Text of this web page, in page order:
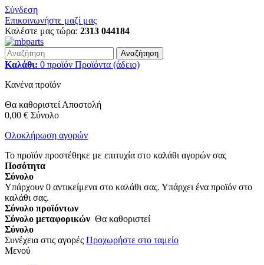
Σύνδεση
Επικοινωνήστε μαζί μας
Καλέστε μας τώρα: 2313 044184
Αναζήτηση
Καλάθι: 0 προϊόν Προϊόντα (άδειο)
Κανένα προϊόν
Θα καθοριστεί Αποστολή
0,00 € Σύνολο
Ολοκλήρωση αγορών
Το προϊόν προστέθηκε με επιτυχία στο καλάθι αγορών σας
Ποσότητα
Σύνολο
Υπάρχουν 0 αντικείμενα στο καλάθι σας. Υπάρχει ένα προϊόν στο
καλάθι σας.
Σύνολο προϊόντων
Σύνολο μεταφορικών Θα καθοριστεί
Σύνολο
Συνέχεια στις αγορές Προχωρήστε στο ταμείο
Μενού